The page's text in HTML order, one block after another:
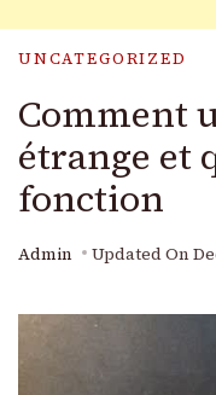
UNCATEGORIZED
Comment
étrange et
fonction
Admin Updated On